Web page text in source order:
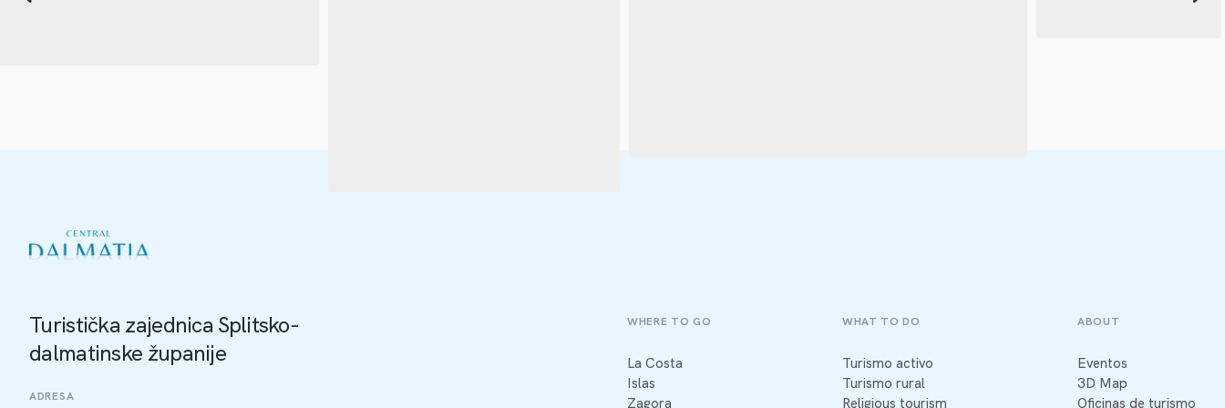
Turistička zajednica Splitsko-
dalmatinske županije
ADRESA
WHERE TO GO
La Costa
Islas
Zagora
WHAT TO DO
Turismo activo
Turismo rural
Religious tourism
ABOUT
Eventos
3D Map
Oficinas de turismo